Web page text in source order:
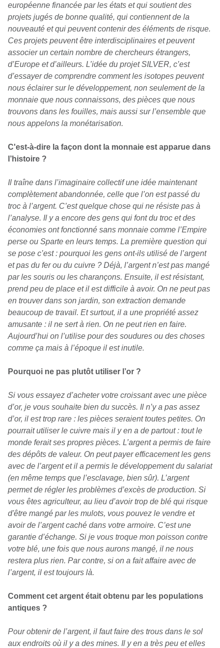
européenne financée par les états et qui soutient des
projets jugés de bonne qualité, qui contiennent de la
nouveauté et qui peuvent contenir des éléments de risque.
Ces projets peuvent être interdisciplinaires et peuvent
associer un certain nombre de chercheurs étrangers,
d’Europe et d’ailleurs. L’idée du projet SILVER, c’est
d’essayer de comprendre comment les isotopes peuvent
nous éclairer sur le développement, non seulement de la
monnaie que nous connaissons, des pièces que nous
trouvons dans les fouilles, mais aussi sur l’ensemble que
nous appelons la monétarisation.
C'est-à-dire la façon dont la monnaie est apparue dans
l’histoire ?
Il traîne dans l’imaginaire collectif une idée maintenant
complètement abandonnée, celle que l’on est passé du
troc à l’argent. C’est quelque chose qui ne résiste pas à
l’analyse. Il y a encore des gens qui font du troc et des
économies ont fonctionné sans monnaie comme l’Empire
perse ou Sparte en leurs temps. La première question qui
se pose c’est : pourquoi les gens ont-ils utilisé de l’argent
et pas du fer ou du cuivre ? Déjà, l’argent n’est pas mangé
par les souris ou les charançons. Ensuite, il est résistant,
prend peu de place et il est difficile à avoir. On ne peut pas
en trouver dans son jardin, son extraction demande
beaucoup de travail. Et surtout, il a une propriété assez
amusante : il ne sert à rien. On ne peut rien en faire.
Aujourd’hui on l’utilise pour des soudures ou des choses
comme ça mais à l’époque il est inutile.
Pourquoi ne pas plutôt utiliser l’or ?
Si vous essayez d’acheter votre croissant avec une pièce
d’or, je vous souhaite bien du succès. Il n’y a pas assez
d’or, il est trop rare : les pièces seraient toutes petites. On
pourrait utiliser le cuivre mais il y en a de partout : tout le
monde ferait ses propres pièces. L’argent a permis de faire
des dépôts de valeur. On peut payer efficacement les gens
avec de l’argent et il a permis le développement du salariat
(en même temps que l’esclavage, bien sûr). L’argent
permet de régler les problèmes d’excès de production. Si
vous êtes agriculteur, au lieu d’avoir trop de blé qui risque
d'être mangé par les mulots, vous pouvez le vendre et
avoir de l’argent caché dans votre armoire. C’est une
garantie d’échange. Si je vous troque mon poisson contre
votre blé, une fois que nous aurons mangé, il ne nous
restera plus rien. Par contre, si on a fait affaire avec de
l’argent, il est toujours là.
Comment cet argent était obtenu par les populations
antiques ?
Pour obtenir de l’argent, il faut faire des trous dans le sol
aux endroits où il y a des mines. Il y en a très peu et elles